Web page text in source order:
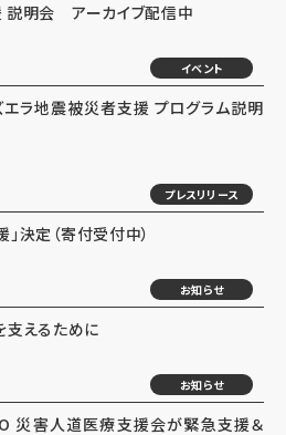
説明会 アーカイブ配信中
イベント
エラ地震被災者支援 プログラム説明
プレスリリース
決定（寄付受付中）
お知らせ
支えるために
お知らせ
災害人道医療支援会が緊急支援＆